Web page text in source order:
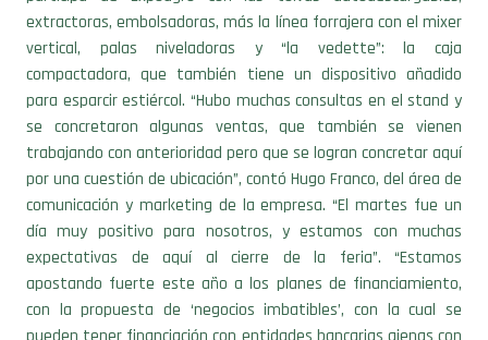
vertical, palas niveladoras y “la vedette”: la caja
compactadora, que también tiene un dispositivo añadido
para esparcir estiércol. “Hubo muchas consultas en el stand y
se concretaron algunas ventas, que también se vienen
trabajando con anterioridad pero que se logran concretar aquí
por una cuestión de ubicación”, contó Hugo Franco, del área de
comunicación y marketing de la empresa. “El martes fue un
día muy positivo para nosotros, y estamos con muchas
expectativas de aquí al cierre de la feria”. “Estamos
apostando fuerte este año a los planes de financiamiento,
con la propuesta de ‘negocios imbatibles’, con la cual se
pueden tener financiación con entidades bancarias ajenas con
buenas tasas, y además el plato fuerte es el canje de cereal